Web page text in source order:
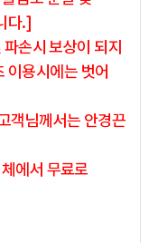
다.]
손시 보상이 되지
이용시에는 벗어
객님께서는 안경끈
에서 무료로